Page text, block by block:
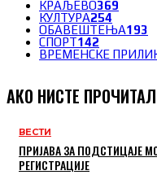
КРАЉЕВО369
КУЛТУРА254
ОБАВЕШТЕЊА193
СПОРТ142
ВРЕМЕНСКЕ
АКО НИСТЕ
ВЕСТИ
ПРИЈАВА ЗА ПОДСТИЦАЈЕ
РЕГИСТРАЦИЈЕ